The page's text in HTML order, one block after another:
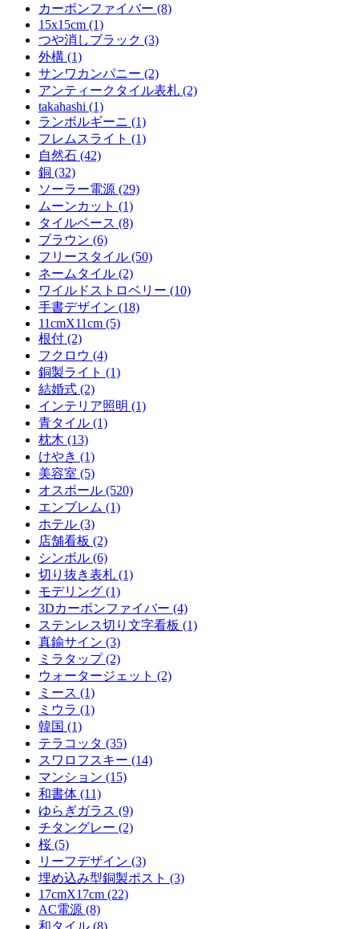
カーボンファイバー (8)
15x15cm (1)
つや消しブラック (3)
外構 (1)
サンワカンパニー (2)
アンティークタイル表札 (2)
takahashi (1)
ランボルギーニ (1)
フレムスライト (1)
自然石 (42)
銅 (32)
ソーラー電源 (29)
ムーンカット (1)
タイルベース (8)
ブラウン (6)
フリースタイル (50)
ネームタイル (2)
ワイルドストロベリー (10)
手書デザイン (18)
11cmX11cm (5)
根付 (2)
フクロウ (4)
銅製ライト (1)
結婚式 (2)
インテリア照明 (1)
青タイル (1)
枕木 (13)
けやき (1)
美容室 (5)
オスポール (520)
エンブレム (1)
ホテル (3)
店舗看板 (2)
シンボル (6)
切り抜き表札 (1)
モデリング (1)
3Dカーボンファイバー (4)
ステンレス切り文字看板 (1)
真鍮サイン (3)
ミラタップ (2)
ウォータージェット (2)
ミース (1)
ミウラ (1)
韓国 (1)
テラコッタ (35)
スワロフスキー (14)
マンション (15)
和書体 (11)
ゆらぎガラス (9)
チタングレー (2)
桜 (5)
リーフデザイン (3)
埋め込み型銅製ポスト (3)
17cmX17cm (22)
AC電源 (8)
和タイル (8)